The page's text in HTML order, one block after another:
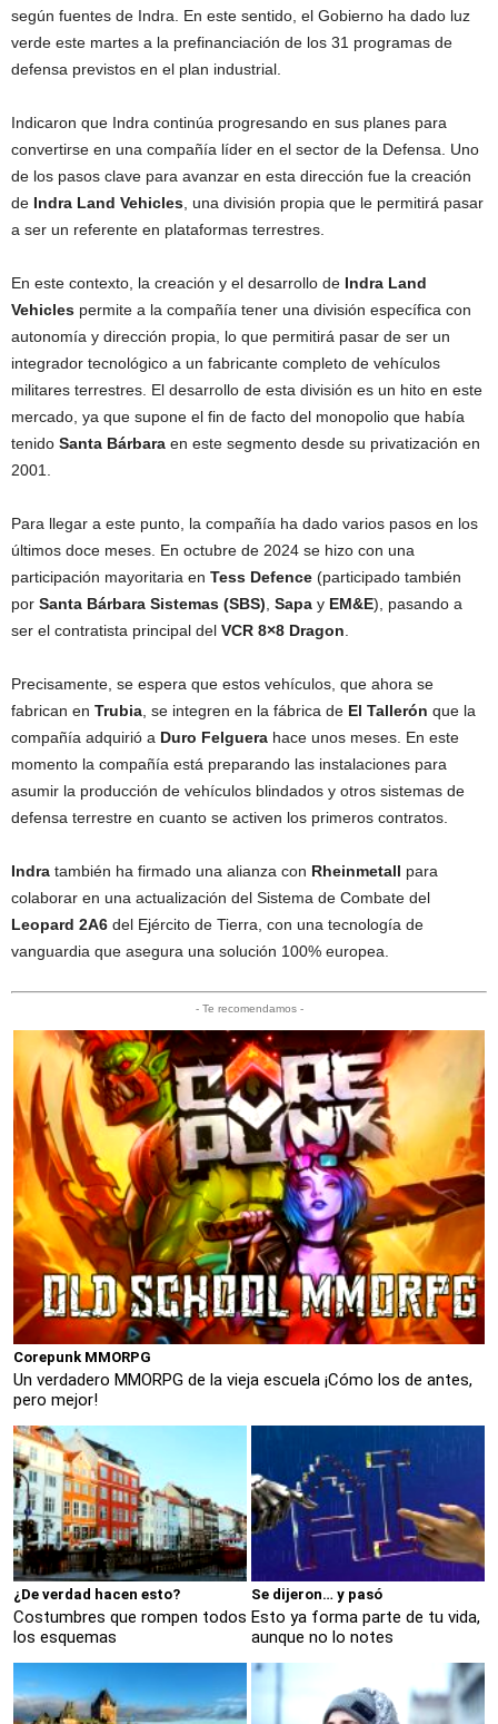
según fuentes de Indra. En este sentido, el Gobierno ha dado luz
verde este martes a la prefinanciación de los 31 programas de
defensa previstos en el plan industrial.
Indicaron que Indra continúa progresando en sus planes para
convertirse en una compañía líder en el sector de la Defensa. Uno
de los pasos clave para avanzar en esta dirección fue la creación
de Indra Land Vehicles , una división propia que le permitirá pasar
a ser un referente en plataformas terrestres.
En este contexto, la creación y el desarrollo de Indra Land
Vehicles permite a la compañía tener una división específica con
autonomía y dirección propia, lo que permitirá pasar de ser un
integrador tecnológico a un fabricante completo de vehículos
militares terrestres. El desarrollo de esta división es un hito en este
mercado, ya que supone el fin de facto del monopolio que había
tenido Santa Bárbara en este segmento desde su privatización en
2001.
Para llegar a este punto, la compañía ha dado varios pasos en los
últimos doce meses. En octubre de 2024 se hizo con una
participación mayoritaria en Tess Defence (participado también
por Santa Bárbara Sistemas (SBS) Sapa y EM&E), pasando a
ser el contratista principal del VCR 8×8 Dragon
Precisamente, se espera que estos vehículos, que ahora se
fabrican en Trubia , se integren en la fábrica de El Tallerón que la
compañía adquirió a Duro Felguera hace unos meses. En este
momento la compañía está preparando las instalaciones para
asumir la producción de vehículos blindados y otros sistemas de
defensa terrestre en cuanto se activen los primeros contratos.
Indra también ha firmado una alianza con Rheinmetall para
colaborar en una actualización del Sistema de Combate del
Leopard 2A6 del Ejército de Tierra, con una tecnología de
vanguardia que asegura una solución 100% europea.
- Te recomendamos -
Corepunk MMORPG
Un verdadero MMORPG de la vieja escuela ¡Cómo los de antes,
pero mejor!
¿De verdad hacen esto?
Costumbres que rompen todos
los esquemas
Se dijeron… y pasó
Esto ya forma parte de tu vida,
aunque no lo notes